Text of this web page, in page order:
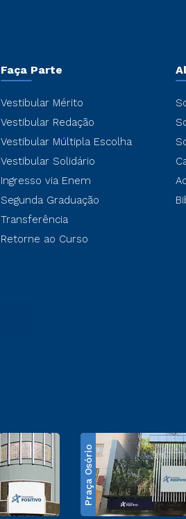
Faça Parte
Vestibular Mérito
Vestibular Redação
Vestibular Múltipla Escolha
Vestibular Solidário
Ingresso via Enem
Segunda Graduação
Transferência
Retorne ao Curso
Praça Osório